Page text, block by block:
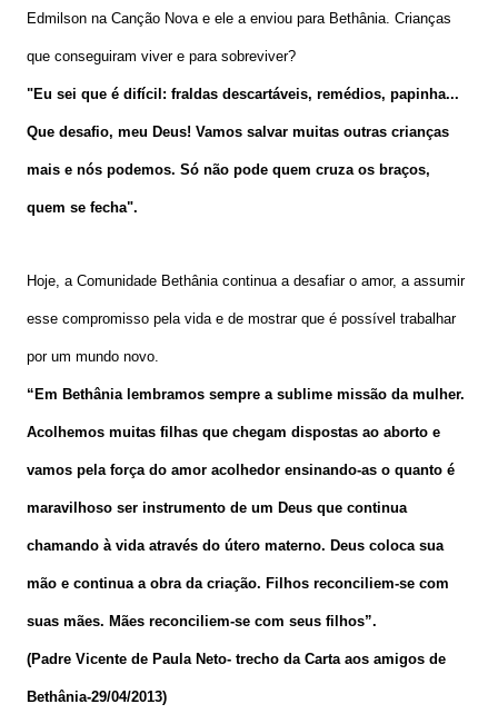
Edmilson na Canção Nova e ele a enviou para Bethânia. Crianças
que conseguiram viver e para sobreviver?
"Eu sei que é difícil: fraldas descartáveis, remédios, papinha...
Que desafio, meu Deus! Vamos salvar muitas outras crianças
mais e nós podemos. Só não pode quem cruza os braços,
quem se fecha".
Hoje, a Comunidade Bethânia continua a desafiar o amor, a assumir
esse compromisso pela vida e de mostrar que é possível trabalhar
por um mundo novo.
“Em Bethânia lembramos sempre a sublime missão da mulher.
Acolhemos muitas filhas que chegam dispostas ao aborto e
vamos pela força do amor acolhedor ensinando-as o quanto é
maravilhoso ser instrumento de um Deus que continua
chamando à vida através do útero materno. Deus coloca sua
mão e continua a obra da criação. Filhos reconciliem-se com
suas mães. Mães reconciliem-se com seus filhos”.
(Padre Vicente de Paula Neto- trecho da Carta aos amigos de
Bethânia-29/04/2013)